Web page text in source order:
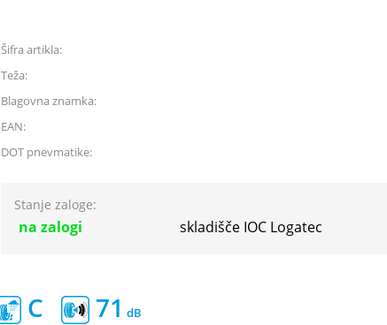
Šifra artikla:
Teža:
Blagovna znamka:
EAN:
DOT pnevmatike:
Stanje zaloge:
na zalogi skladišče IOC Logatec
C 71